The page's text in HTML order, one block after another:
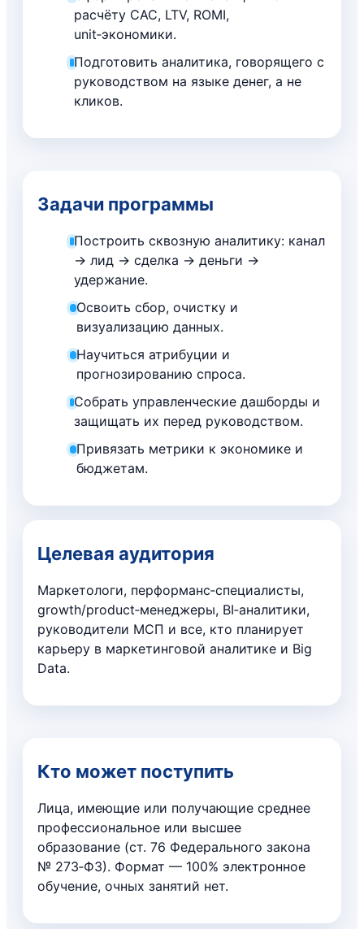
расчёту CAC, LTV, ROMI,
unit‑экономики.
Подготовить аналитика, говорящего с
руководством на языке денег, а не
кликов.
Задачи программы
Построить сквозную аналитику: канал
→ лид → сделка → деньги →
удержание.
Освоить сбор, очистку и
визуализацию данных.
Научиться атрибуции и
прогнозированию спроса.
Собрать управленческие дашборды и
защищать их перед руководством.
Привязать метрики к экономике и
бюджетам.
Целевая аудитория
Маркетологи, перформанс‑специалисты,
growth/product‑менеджеры, BI‑аналитики,
руководители МСП и все, кто планирует
карьеру в маркетинговой аналитике и Big
Data.
Кто может поступить
Лица, имеющие или получающие среднее
профессиональное или высшее
образование (ст. 76 Федерального закона
№ 273‑ФЗ). Формат — 100% электронное
обучение, очных занятий нет.